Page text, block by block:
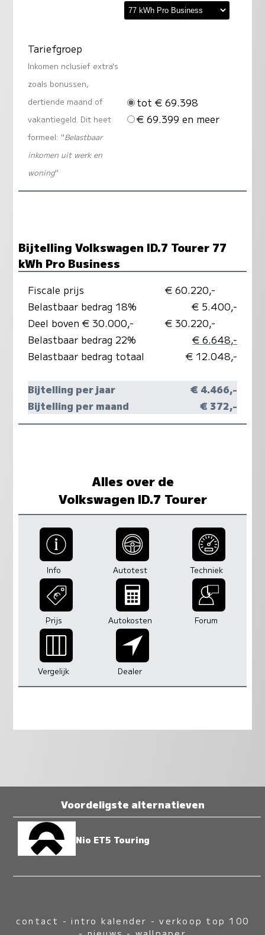
Tariefgroep
Inkomen nclusief extra's
zoals bonussen,
dertiende maand of
vakantiegeld. Dit heet
formeel: "Belastbaar
inkomen uit werk en
woning"
tot € 69.398
€ 69.399 en meer
Bijtelling Volkswagen ID.7 Tourer 77
kWh Pro Business
Fiscale prijs
€ 60.220,-
Belastbaar bedrag 18%
€ 5.400,-
Deel boven € 30.000,-
€ 30.220,-
Belastbaar bedrag 22%
€ 6.648,-
Belastbaar bedrag totaal
€ 12.048,-
Bijtelling per jaar
€ 4.466,-
Bijtelling per maand
€ 372,-
Alles over de
Volkswagen ID.7 Tourer
Info Autotest Techniek
Prijs Autokosten Forum
Vergelijk Dealer
Voordeligste alternatieven
Nio ET5 Touring
contact -intro kalender -verkoop top 100